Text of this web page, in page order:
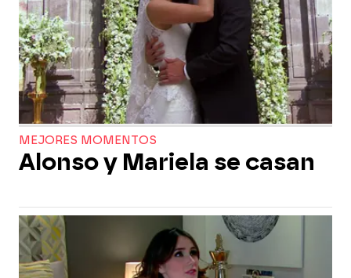
MEJORES MOMENTOS
Alonso y Mariela se casan